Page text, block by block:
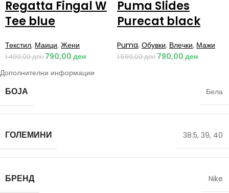
Regatta Fingal W
Tee blue
Текстил, Маици, Жени
1.490,00ден 790,00 ден
Puma Slides
Purecat black
Puma, Обувки, Влечки, Мажи
1.590,00ден 790,00 ден
Дополнителни информации
БОЈА Бела
ГОЛЕМИНИ 38.5, 39, 40
БРЕНД
Nike